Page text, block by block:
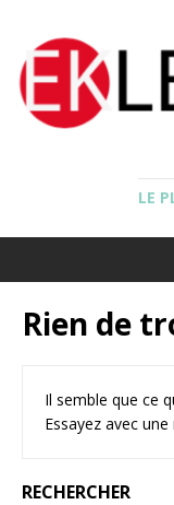
LE
Rien de
Il semble que ce
Essayez avec une
RECHERCHER